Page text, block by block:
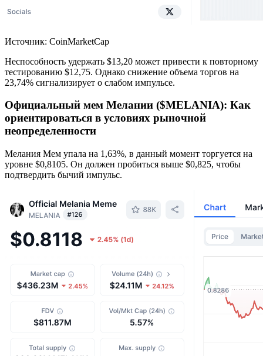
Источник: CoinMarketCap
Неспособность удержать $13,20 может привести к повторному
тестированию $12,75. Однако снижение объема торгов на
23,74% сигнализирует о слабом импульсе.
Официальный мем Мелании ($MELANIA): Как
ориентироваться в условиях рыночной
неопределенности
Мелания Мем упала на 1,63%, в данный момент торгуется на
уровне $0,8105. Он должен пробиться выше $0,825, чтобы
подтвердить бычий импульс.